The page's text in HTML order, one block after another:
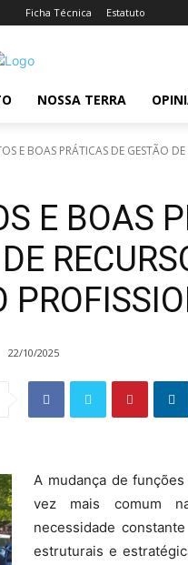
Ficha Técnica Estatuto
NOSSA TERRA
E BOAS PRÁTICAS DE GESTÃO
E BOAS
22/10/2025
A mudança de
vez mais comum
necessidade
estruturais e